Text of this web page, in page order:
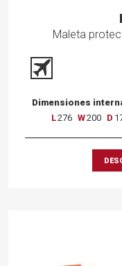
Maleta
Dimensiones
L276 W200 D